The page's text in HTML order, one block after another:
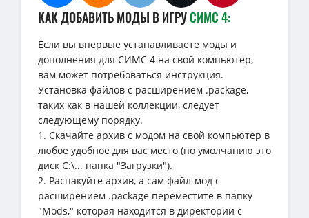
КАК ДОБАВИТЬ МОДЫ В ИГРУСИМС 4:
Если вы впервые устанавливаете моды и
дополнения для СИМС 4 на свой компьютер,
вам может потребоваться инструкция.
Установка файлов с расширением .package,
таких как в нашей коллекции, следует
следующему порядку.
1. Скачайте архив с модом на свой компьютер в
любое удобное для вас место (по умолчанию это
диск C:\... папка "Загрузки").
2. Распакуйте архив, а сам файл-мод с
расширением .package переместите в папку
"Mods," которая находится в директории с